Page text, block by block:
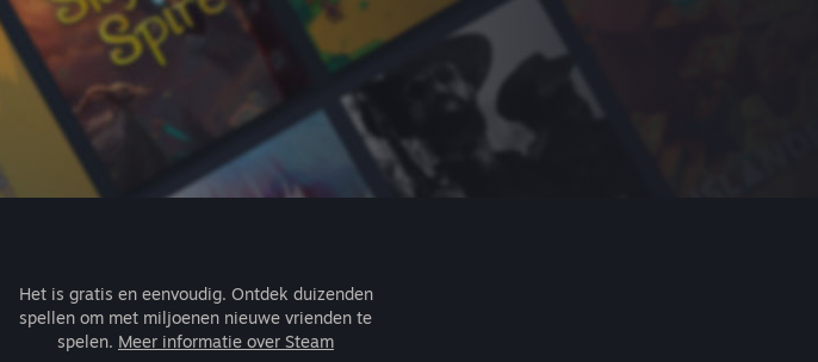
Het is gratis en eenvoudig. Ontdek duizenden
spellen om met miljoenen nieuwe vrienden te
spelen. Meer informatie over Steam